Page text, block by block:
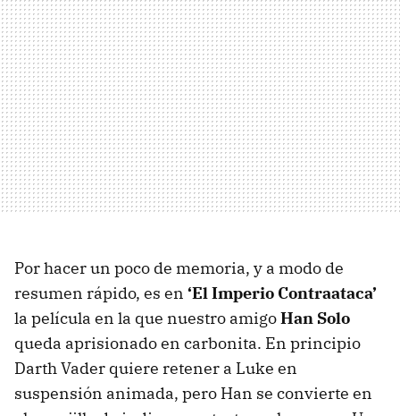
Por hacer un poco de memoria, y a modo de
resumen rápido, es en ‘El Imperio Contraataca’
la película en la que nuestro amigoHan Solo
queda aprisionado en carbonita. En principio
Darth Vader quiere retener a Luke en
suspensión animada, pero Han se convierte en